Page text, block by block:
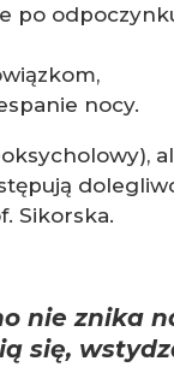
po
nocy.
Sikorska.
nie znika
się,